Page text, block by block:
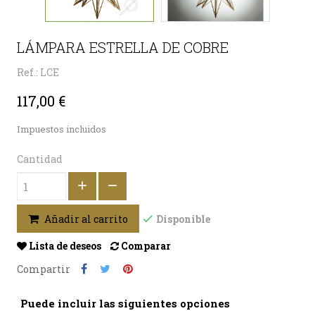
LÁMPARA ESTRELLA DE COBRE
Ref.: LCE
117,00 €
Impuestos incluidos
Cantidad
Añadir al carrito Disponible
Lista de deseos
Comparar
Compartir
Puede incluir las siguientes opciones